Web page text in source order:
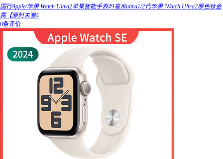
国行Apple/苹果 Watch Ultra2苹果智能手表49毫米ultra1/2代苹果 iWatch Ultra2原色钛金
属【原封未激4
0条评价